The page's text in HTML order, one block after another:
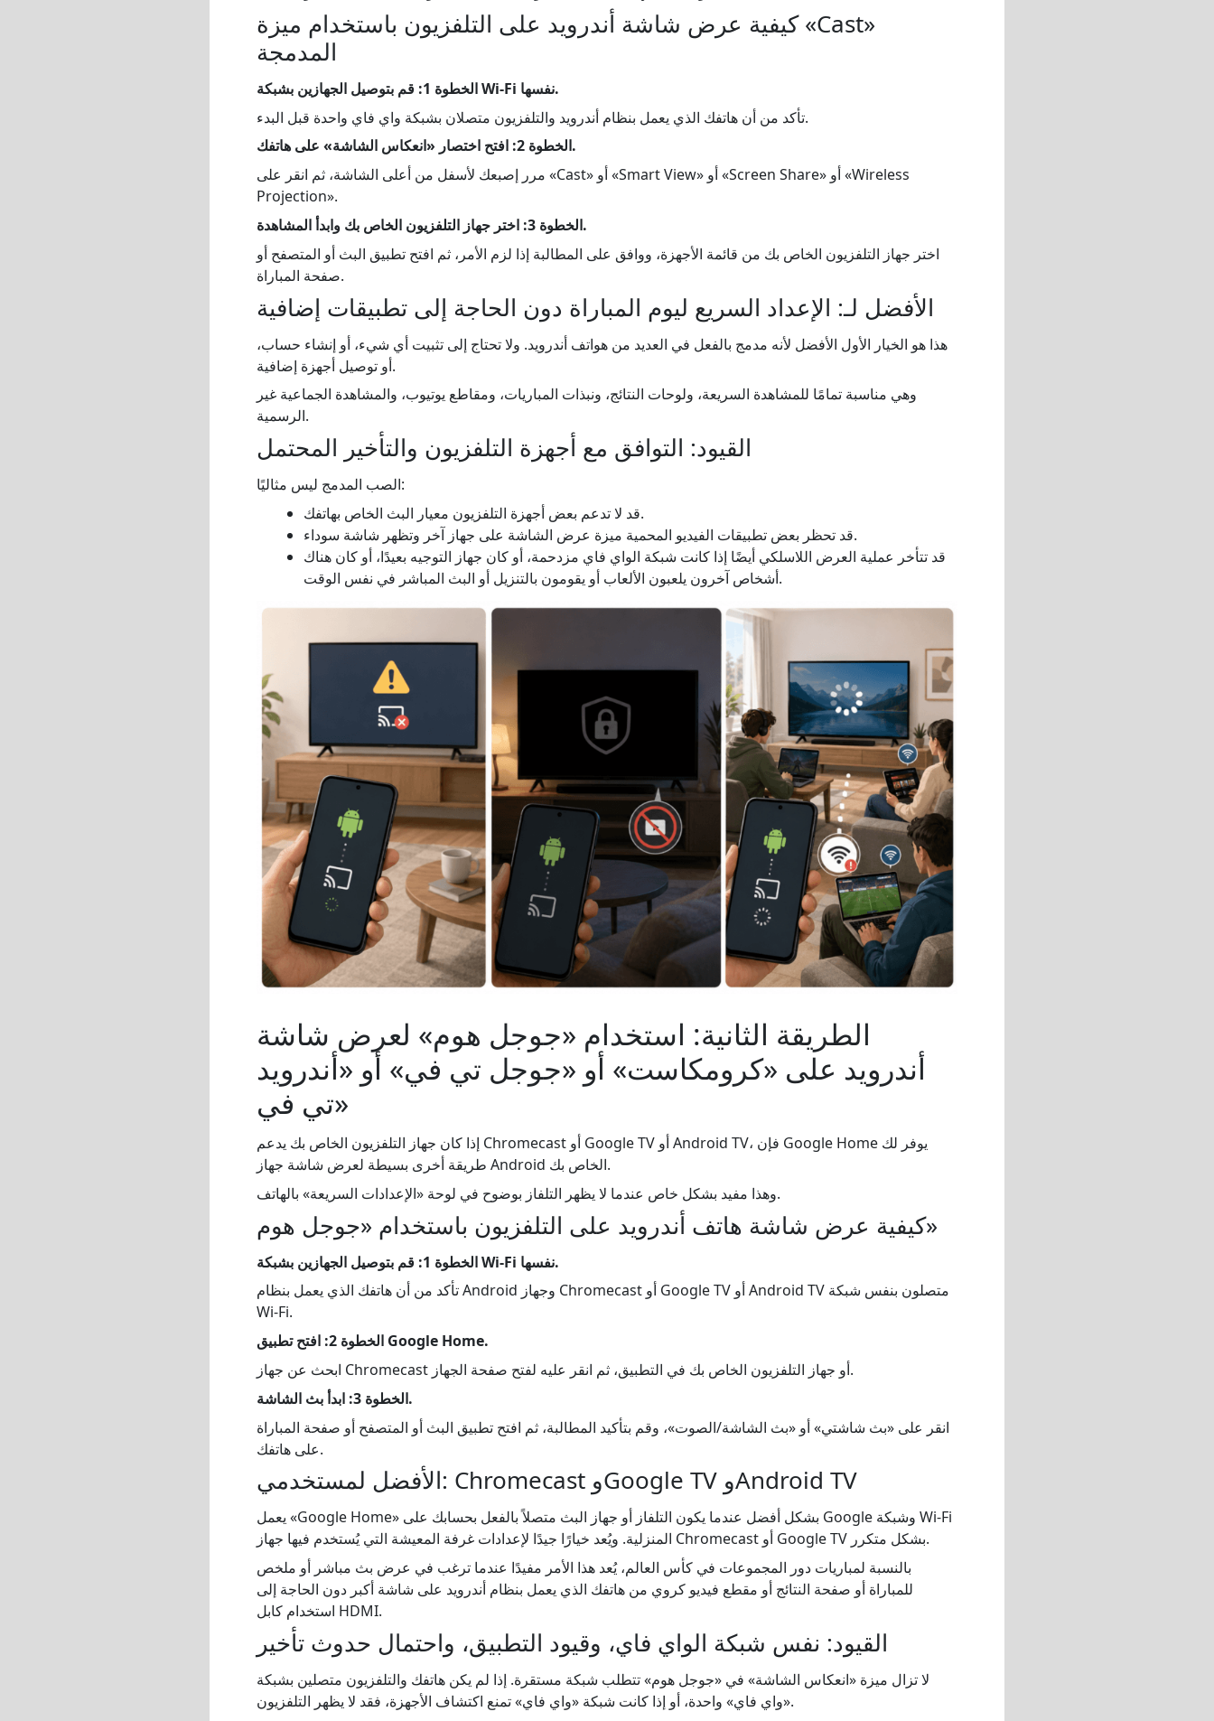
كيفية عرض شاشة أندرويد على التلفزيون باستخدام ميزة «Cast»
المدمجة
الخطوة 1: قم بتوصيل الجهازين بشبكة Wi-Fi نفسها.
تأكد من أن هاتفك الذي يعمل بنظام أندرويد والتلفزيون متصلان بشبكة واي فاي واحدة قبل البدء.
الخطوة 2: افتح اختصار «انعكاس الشاشة» على هاتفك.
مرر إصبعك لأسفل من أعلى الشاشة، ثم انقر على «Cast» أو «Smart View» أو «Screen Share» أو «Wireless
Projection».
الخطوة 3: اختر جهاز التلفزيون الخاص بك وابدأ المشاهدة.
اختر جهاز التلفزيون الخاص بك من قائمة الأجهزة، ووافق على المطالبة إذا لزم الأمر، ثم افتح تطبيق البث أو المتصفح أو
صفحة المباراة.
الأفضل لـ: الإعداد السريع ليوم المباراة دون الحاجة إلى تطبيقات إضافية
هذا هو الخيار الأول الأفضل لأنه مدمج بالفعل في العديد من هواتف أندرويد. ولا تحتاج إلى تثبيت أي شيء، أو إنشاء حساب،
أو توصيل أجهزة إضافية.
وهي مناسبة تمامًا للمشاهدة السريعة، ولوحات النتائج، ونبذات المباريات، ومقاطع يوتيوب، والمشاهدة الجماعية غير
الرسمية.
القيود: التوافق مع أجهزة التلفزيون والتأخير المحتمل
الصب المدمج ليس مثاليًا:
قد لا تدعم بعض أجهزة التلفزيون معيار البث الخاص بهاتفك.
قد تحظر بعض تطبيقات الفيديو المحمية ميزة عرض الشاشة على جهاز آخر وتظهر شاشة سوداء.
قد تتأخر عملية العرض اللاسلكي أيضًا إذا كانت شبكة الواي فاي مزدحمة، أو كان جهاز التوجيه بعيدًا، أو كان هناك
أشخاص آخرون يلعبون الألعاب أو يقومون بالتنزيل أو البث المباشر في نفس الوقت.
الطريقة الثانية: استخدام «جوجل هوم» لعرض شاشة
أندرويد على «كرومكاست» أو «جوجل تي في» أو «أندرويد
تي في»
إذا كان جهاز التلفزيون الخاص بك يدعم Chromecast أو Google TV أو Android TV، فإن Google Home يوفر لك
طريقة أخرى بسيطة لعرض شاشة جهاز Android الخاص بك.
وهذا مفيد بشكل خاص عندما لا يظهر التلفاز بوضوح في لوحة «الإعدادات السريعة» بالهاتف.
كيفية عرض شاشة هاتف أندرويد على التلفزيون باستخدام «جوجل هوم»
الخطوة 1: قم بتوصيل الجهازين بشبكة Wi-Fi نفسها.
تأكد من أن هاتفك الذي يعمل بنظام Android وجهاز Chromecast أو Google TV أو Android TV متصلون بنفس شبكة
Wi-Fi.
الخطوة 2: افتح تطبيق Google Home.
ابحث عن جهاز Chromecast أو جهاز التلفزيون الخاص بك في التطبيق، ثم انقر عليه لفتح صفحة الجهاز.
الخطوة 3: ابدأ بث الشاشة.
انقر على «بث شاشتي» أو «بث الشاشة/الصوت»، وقم بتأكيد المطالبة، ثم افتح تطبيق البث أو المتصفح أو صفحة المباراة
على هاتفك.
الأفضل لمستخدمي: Chromecast وGoogle TV وAndroid TV
يعمل «Google Home» بشكل أفضل عندما يكون التلفاز أو جهاز البث متصلاً بالفعل بحسابك على Google وشبكة Wi-Fi
المنزلية. ويُعد خيارًا جيدًا لإعدادات غرفة المعيشة التي يُستخدم فيها جهاز Chromecast أو Google TV بشكل متكرر.
بالنسبة لمباريات دور المجموعات في كأس العالم، يُعد هذا الأمر مفيدًا عندما ترغب في عرض بث مباشر أو ملخص
للمباراة أو صفحة النتائج أو مقطع فيديو كروي من هاتفك الذي يعمل بنظام أندرويد على شاشة أكبر دون الحاجة إلى
استخدام كابل HDMI.
القيود: نفس شبكة الواي فاي، وقيود التطبيق، واحتمال حدوث تأخير
لا تزال ميزة «انعكاس الشاشة» في «جوجل هوم» تتطلب شبكة مستقرة. إذا لم يكن هاتفك والتلفزيون متصلين بشبكة
«واي فاي» واحدة، أو إذا كانت شبكة «واي فاي» تمنع اكتشاف الأجهزة، فقد لا يظهر التلفزيون.